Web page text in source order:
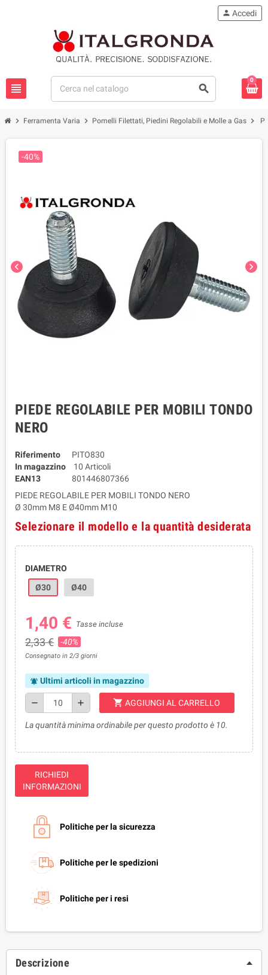
view_headline search
person Accedi
0
chevron_right Ferramenta Varia chevron_right Pomelli Filettati, Piedini Regolabili e Molle a Gas chevron_right
chevron_left chevron_right
-40%
PIEDE REGOLABILE PER MOBILI TONDO
NERO
Riferimento
PITO830
In magazzino
10 Articoli
EAN13
801446807366
PIEDE REGOLABILE PER MOBILI TONDO NERO
Ø 30mm M8 E Ø40mm M10
Selezionare il modello e la quantità desiderata
DIAMETRO
Ø30
Ø40
1,40 € Tasse incluse
2,33 € -40%
Consegnato in 2/3 giorni
notifications_active Ultimi articoli in magazzino
remove add shopping_cart AGGIUNGI AL CARRELLO
La quantità minima ordinabile per questo prodotto è 10.
RICHIEDI
INFORMAZIONI
Politiche per la sicurezza
Politiche per le spedizioni
Politiche per i resi
Descrizione